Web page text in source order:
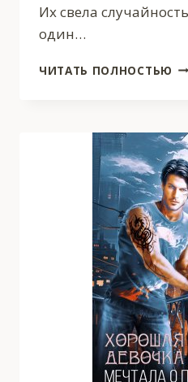
Их свела
один…
ЧИТАТЬ ПОЛНОСТЬЮ ТЫ